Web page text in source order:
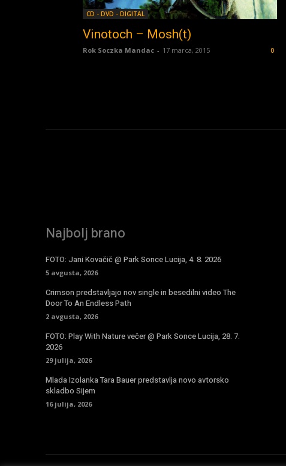
CD - DVD - DIGITAL
Vinotoch – Mosh(t)
Rok Soczka Mandac - 17 marca, 2015 0
Najbolj brano
FOTO: Jani Kovačič @ Park Sonce Lucija, 4. 8. 2026
5 avgusta, 2026
Crimson predstavljajo nov single in besedilni video The
Door To An Endless Path
2 avgusta, 2026
FOTO: Play With Nature večer @ Park Sonce Lucija, 28. 7.
2026
29 julija, 2026
Mlada Izolanka Tara Bauer predstavlja novo avtorsko
skladbo Sijem
16 julija, 2026